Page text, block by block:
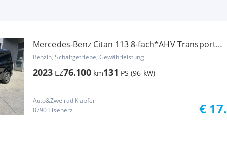
Mercedes-Benz Citan 113 8-fach*AHV Transporter
/ Kastenwagen
Benzin, Schaltgetriebe, Gewährleistung
2023 EZ76.100 km131 PS (96 kW)
Auto&Zweirad Klapfer
8790 Eisenerz
€